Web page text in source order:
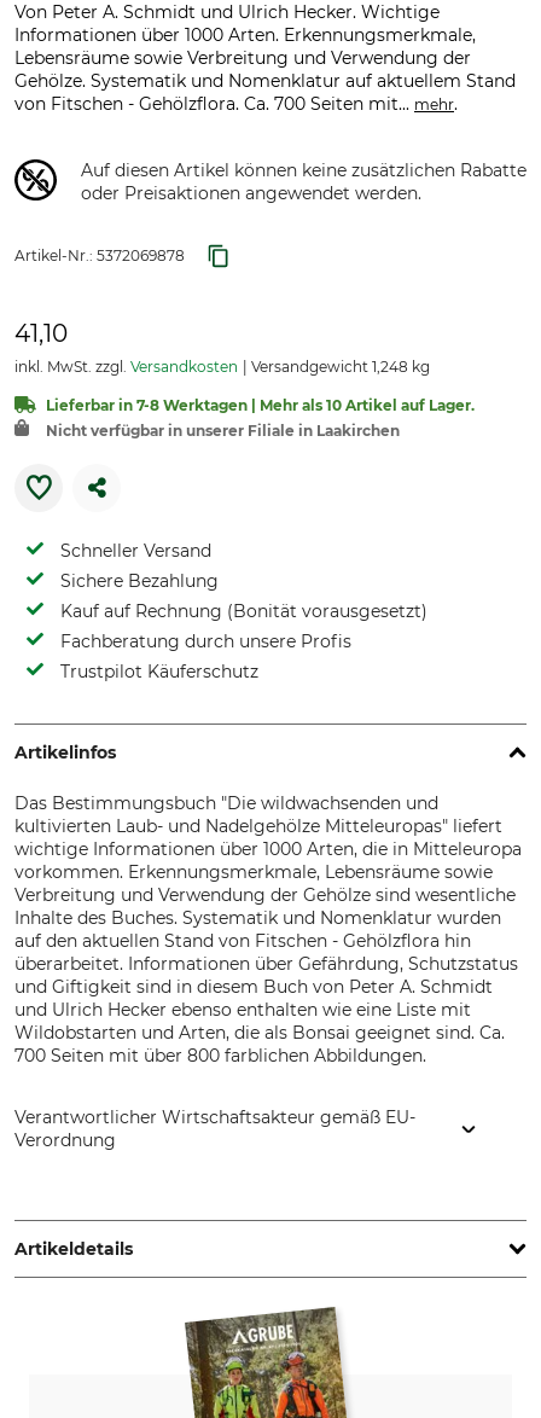
Von Peter A. Schmidt und Ulrich Hecker. Wichtige
Informationen über 1000 Arten. Erkennungsmerkmale,
Lebensräume sowie Verbreitung und Verwendung der
Gehölze. Systematik und Nomenklatur auf aktuellem Stand
von Fitschen - Gehölzflora. Ca. 700 Seiten mit... mehr.
Auf diesen Artikel können keine zusätzlichen Rabatte
oder Preisaktionen angewendet werden.
Artikel-Nr.: 5372069878
41,10
inkl. MwSt. zzgl. Versandkosten Versandgewicht 1,248 kg
Lieferbar in 7-8 Werktagen | Mehr als 10 Artikel auf Lager.
Nicht verfügbar in unserer Filiale in Laakirchen
Schneller Versand
Sichere Bezahlung
Kauf auf Rechnung (Bonität vorausgesetzt)
Fachberatung durch unsere Profis
Trustpilot Käuferschutz
Artikelinfos
Das Bestimmungsbuch "Die wildwachsenden und
kultivierten Laub- und Nadelgehölze Mitteleuropas" liefert
wichtige Informationen über 1000 Arten, die in Mitteleuropa
vorkommen. Erkennungsmerkmale, Lebensräume sowie
Verbreitung und Verwendung der Gehölze sind wesentliche
Inhalte des Buches. Systematik und Nomenklatur wurden
auf den aktuellen Stand von Fitschen - Gehölzflora hin
überarbeitet. Informationen über Gefährdung, Schutzstatus
und Giftigkeit sind in diesem Buch von Peter A. Schmidt
und Ulrich Hecker ebenso enthalten wie eine Liste mit
Wildobstarten und Arten, die als Bonsai geeignet sind. Ca.
700 Seiten mit über 800 farblichen Abbildungen.
Verantwortlicher Wirtschaftsakteur gemäß EU-
Verordnung
Wiebelsheim, Germany, www.quelle-meyer.de
Artikeldetails
Seitenanzahl
680
Einband
Paperback